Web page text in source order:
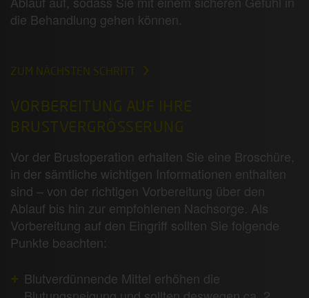
die Behandlung gehen können.
VORBEREITUNG AUF IHRE
BRUSTVERGRÖSSERUNG
Vor der Brustoperation erhalten Sie eine Broschüre,
in der sämtliche wichtigen Informationen enthalten
sind – von der richtigen Vorbereitung über den
Ablauf bis hin zur empfohlenen Nachsorge. Als
Vorbereitung auf den Eingriff sollten Sie folgende
Punkte beachten:
Blutverdünnende Mittel erhöhen die